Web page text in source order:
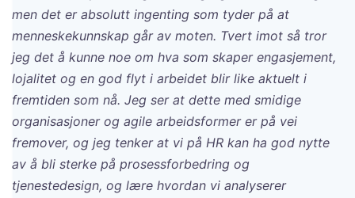
men det er absolutt ingenting som tyder på at
menneskekunnskap går av moten. Tvert imot så tror
jeg det å kunne noe om hva som skaper engasjement,
lojalitet og en god flyt i arbeidet blir like aktuelt i
fremtiden som nå. Jeg ser at dette med smidige
organisasjoner og agile arbeidsformer er på vei
fremover, og jeg tenker at vi på HR kan ha god nytte
av å bli sterke på prosessforbedring og
tjenestedesign, og lære hvordan vi analyserer